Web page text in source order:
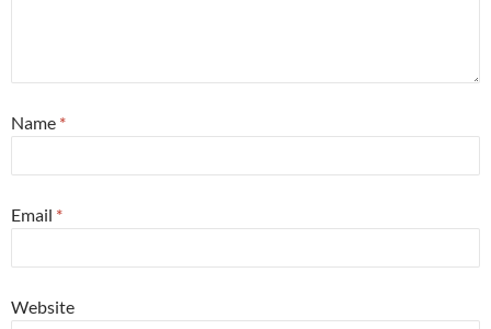
Name *
Email *
Website